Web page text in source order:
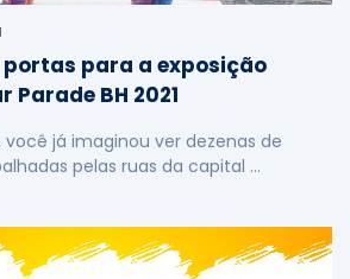
portas para a exposição
BH 2021
já imaginou ver dezenas de
pelas ruas da capital …